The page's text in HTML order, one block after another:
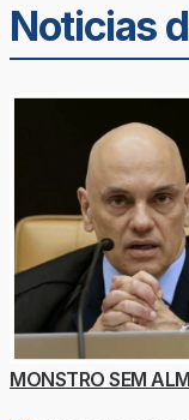
Noticias
MONSTRO SEM